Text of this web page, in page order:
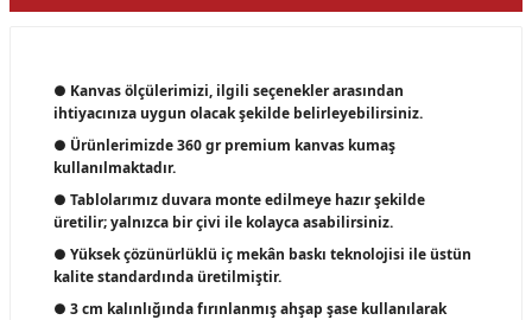
● Kanvas ölçülerimizi, ilgili seçenekler arasından
ihtiyacınıza uygun olacak şekilde belirleyebilirsiniz.
● Ürünlerimizde 360 gr premium kanvas kumaş
kullanılmaktadır.
● Tablolarımız duvara monte edilmeye hazır şekilde
üretilir; yalnızca bir çivi ile kolayca asabilirsiniz.
● Yüksek çözünürlüklü iç mekân baskı teknolojisi ile üstün
kalite standardında üretilmiştir.
● 3 cm kalınlığında fırınlanmış ahşap şase kullanılarak